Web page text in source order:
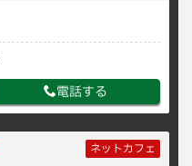
電話する
ネットカフェ